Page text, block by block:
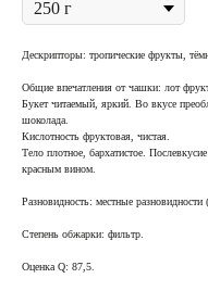
Дескрипторы: тропические фрукты,
Общие впечатления от чашки: лот
Букет читаемый, яркий. Во вкусе
шоколада.
Кислотность фруктовая, чистая.
Тело плотное, бархатистое.
красным вином.
Разновидность: местные разновидности
Степень обжарки: фильтр.
Оценка Q: 87,5.